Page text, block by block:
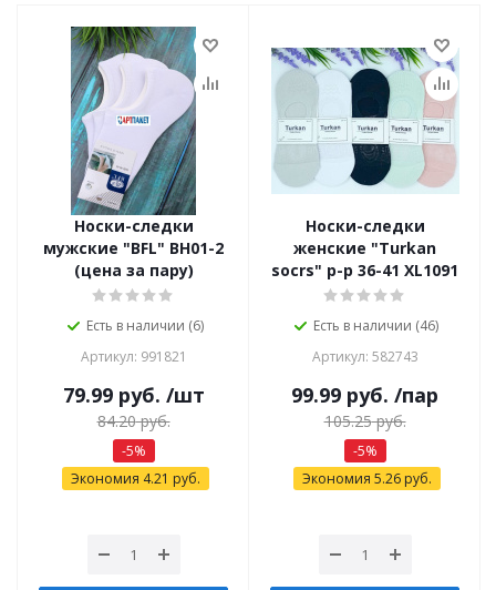
Носки-следки
мужские "BFL" ВН01-2
(цена за пару)
Есть в наличии (6)
Артикул: 991821
79.99руб. /шт
84.20руб.
-5%
Экономия 4.21 руб.
Носки-следки
женские "Turkan
socrs" р-р 36-41 XL1091
Есть в наличии (46)
Артикул: 582743
99.99 руб. /пар
105.25руб.
-5%
Экономия 5.26руб.